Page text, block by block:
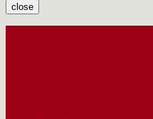
close